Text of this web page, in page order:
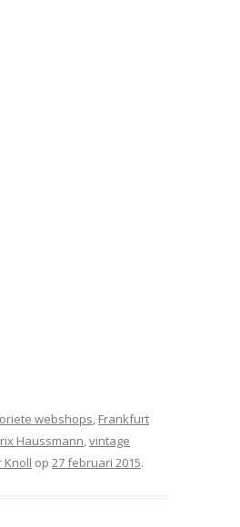
webshops, Frankfurt
Haussmann,vintage
Knoll op 27 februari 2015.